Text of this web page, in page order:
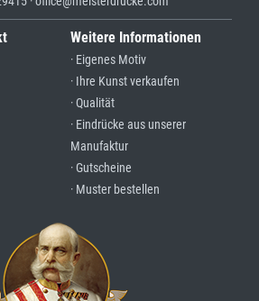
Weitere Informationen
· Eigenes Motiv
· Ihre Kunst verkaufen
· Qualität
· Eindrücke aus unserer
Manufaktur
· Gutscheine
· Muster bestellen